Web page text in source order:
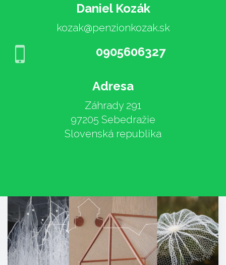
Daniel Kozák
kozak@penzionkozak.sk
0905606327
Adresa
Záhrady 291
97205 Sebedražie
Slovenská republika